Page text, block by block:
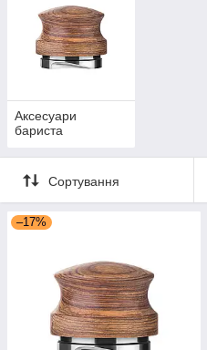
Аксесуари
бариста
Сортування
–17%